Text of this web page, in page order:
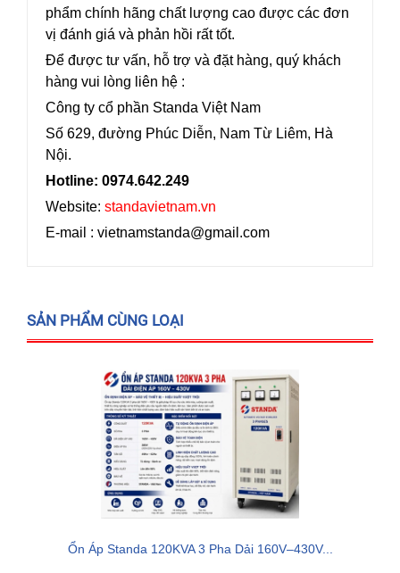
phẩm chính hãng chất lượng cao được các đơn
vị đánh giá và phản hồi rất tốt.
Để được tư vấn, hỗ trợ và đặt hàng, quý khách
hàng vui lòng liên hệ :
Công ty cổ phần Standa Việt Nam
Số 629, đường Phúc Diễn, Nam Từ Liêm, Hà
Nội.
Hotline: 0974.642.249
Website: standavietnam.vn
E-mail : vietnamstanda@gmail.com
SẢN PHẨM CÙNG LOẠI
Ổn Áp Standa 120KVA 3 Pha Dải 160V–430V...